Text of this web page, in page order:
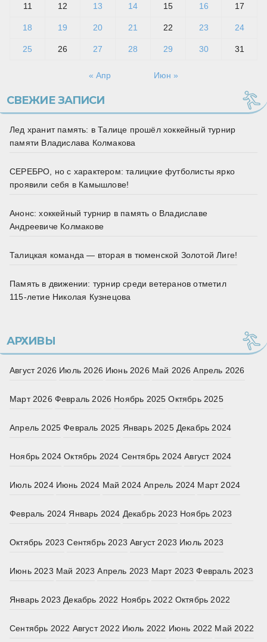
11 12 13 14 15 16 17
18 19 20 21 22 23 24
25 26 27 28 29 30 31
« Апр Июн »
СВЕЖИЕ ЗАПИСИ
Лед хранит память: в Талице прошёл хоккейный турнир
памяти Владислава Колмакова
СЕРЕБРО, но с характером: талицкие футболисты ярко
проявили себя в Камышлове!
Анонс: хоккейный турнир в память о Владиславе
Андреевиче Колмакове
Талицкая команда — вторая в тюменской Золотой Лиге!
Память в движении: турнир среди ветеранов отметил
115‑летие Николая Кузнецова
АРХИВЫ
Август 2026 Июль 2026 Июнь 2026 Май 2026 Апрель 2026
Март 2026 Февраль 2026 Ноябрь 2025 Октябрь 2025
Апрель 2025 Февраль 2025 Январь 2025 Декабрь 2024
Ноябрь 2024 Октябрь 2024 Сентябрь 2024 Август 2024
Июль 2024 Июнь 2024 Май 2024 Апрель 2024 Март 2024
Февраль 2024 Январь 2024 Декабрь 2023 Ноябрь 2023
Октябрь 2023 Сентябрь 2023 Август 2023 Июль 2023
Июнь 2023 Май 2023 Апрель 2023 Март 2023 Февраль 2023
Январь 2023 Декабрь 2022 Ноябрь 2022 Октябрь 2022
Сентябрь 2022 Август 2022 Июль 2022 Июнь 2022 Май 2022